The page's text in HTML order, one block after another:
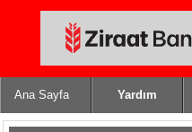
Ana Sayfa Yardım